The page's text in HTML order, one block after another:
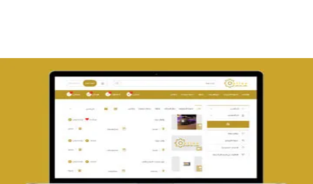
تصميم حراج مهنى
التفاصيل